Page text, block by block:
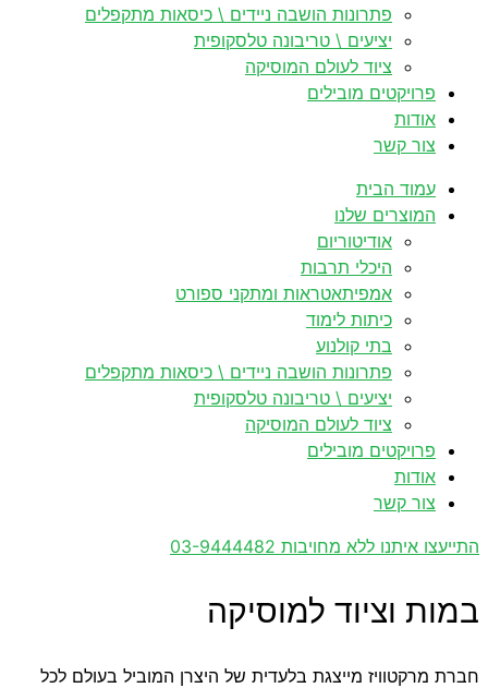
פתרונות הושבה ניידים \ כיסאות מתקפלים
יציעים \ טריבונה טלסקופית
ציוד לעולם המוסיקה
פרויקטים מובילים
אודות
צור קשר
עמוד הבית
המוצרים שלנו
אודיטוריום
היכלי תרבות
אמפיתאטראות ומתקני ספורט
כיתות לימוד
בתי קולנוע
פתרונות הושבה ניידים \ כיסאות מתקפלים
יציעים \ טריבונה טלסקופית
ציוד לעולם המוסיקה
פרויקטים מובילים
אודות
צור קשר
התייעצו איתנו ללא מחויבות 03-9444482
במות וציוד למוסיקה
חברת מרקטוויז מייצגת בלעדית של היצרן המוביל בעולם לכל